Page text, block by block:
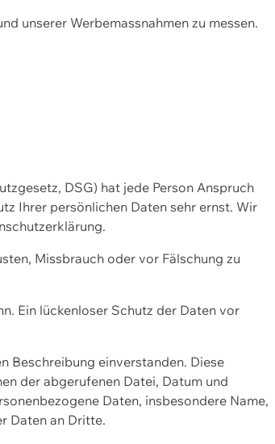
unserer Werbemassnahmen zu messen.
DSG) hat jede Person Anspruch
Ihrer persönlichen Daten sehr ernst. Wir
Missbrauch oder vor Fälschung zu
Ein lückenloser Schutz der Daten vor
Beschreibung einverstanden. Diese
der abgerufenen Datei, Datum und
Daten, insbesondere Name,
Daten an Dritte.